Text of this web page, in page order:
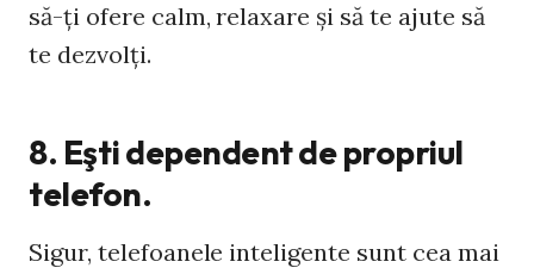
să-ţi ofere calm, relaxare şi să te ajute să
te dezvolţi.
8. Eşti dependent de propriul
telefon.
Sigur, telefoanele inteligente sunt cea mai